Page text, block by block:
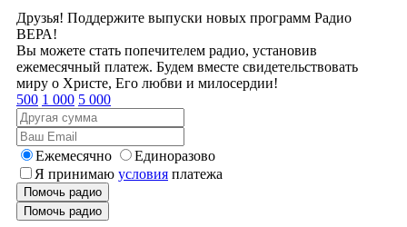
Друзья! Поддержите выпуски новых программ Радио
ВЕРА!
Вы можете стать попечителем радио, установив
ежемесячный платеж. Будем вместе свидетельствовать
миру о Христе, Его любви и милосердии!
500 1 000 5 000
Ежемесячно
Единоразово
Я принимаю условия платежа
Помочь радио
Помочь радио